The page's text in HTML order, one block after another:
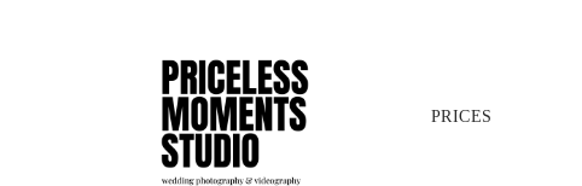
PRICES